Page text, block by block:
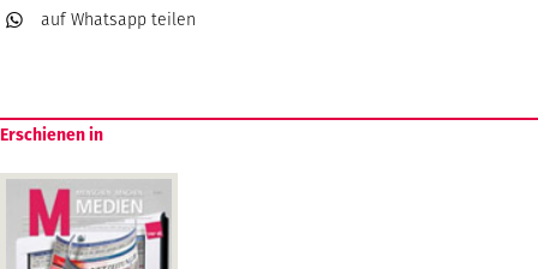
auf Whatsapp teilen
Erschienen in